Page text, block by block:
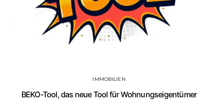
IMMOBILIEN
BEKO-Tool, das neue Tool für Wohnungseigentümer